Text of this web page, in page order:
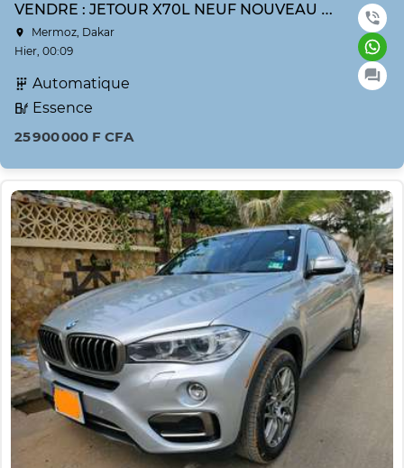
VENDRE : JETOUR X70L NEUF NOUVEAU MODÈLE ANNE 2026
Mermoz, Dakar
Hier, 00:09
Automatique
Essence
25 900 000 F CFA